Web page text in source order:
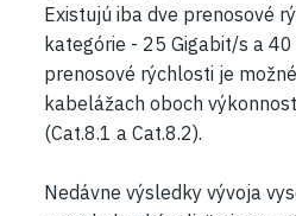
Existujú iba dve prenosové
kategórie - 25 Gigabit/s a
prenosové rýchlosti je
kabelážach oboch
(Cat.8.1 a Cat.8.2).
Nedávne výsledky vývoja